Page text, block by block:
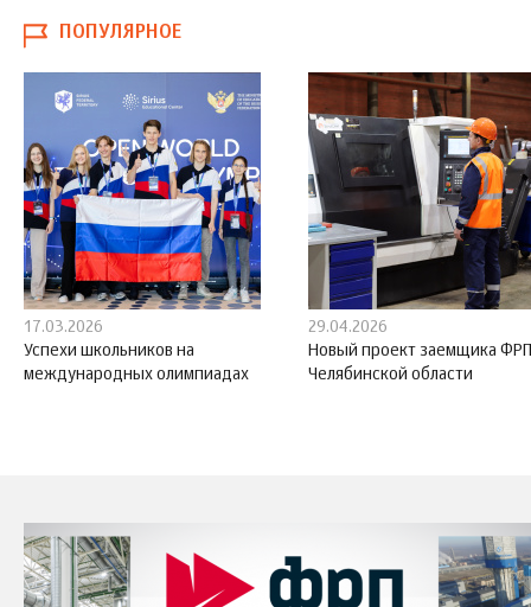
ПОПУЛЯРНОЕ
17.03.2026
Успехи школьников на
международных олимпиадах
29.04.2026
Новый проект заемщика
Челябинской области